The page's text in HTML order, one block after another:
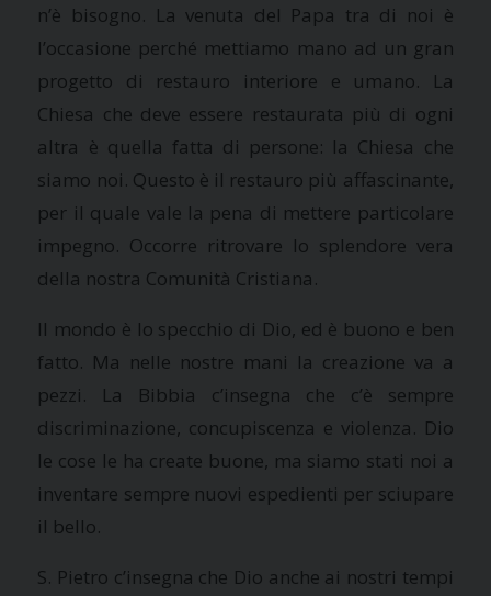
n’è bisogno. La venuta del Papa tra di noi è
l’occasione perché mettiamo mano ad un gran
progetto di restauro interiore e umano.
La
Chiesa che deve essere restaurata più di ogni
altra è quella fatta di persone: la Chiesa che
siamo noi. Questo è il restauro più affascinante,
per il quale vale la pena di mettere particolare
impegno. Occorre ritrovare lo splendore vera
della nostra Comunità Cristiana.
Il mondo è lo specchio di Dio, ed è buono e ben
fatto. Ma nelle nostre mani la creazione va a
pezzi. La Bibbia c’insegna che c’è sempre
discriminazione, concupiscenza e violenza. Dio
le cose le ha create buone, ma siamo stati noi a
inventare sempre nuovi espedienti per sciupare
il bello.
S. Pietro c’insegna che Dio anche ai nostri tempi